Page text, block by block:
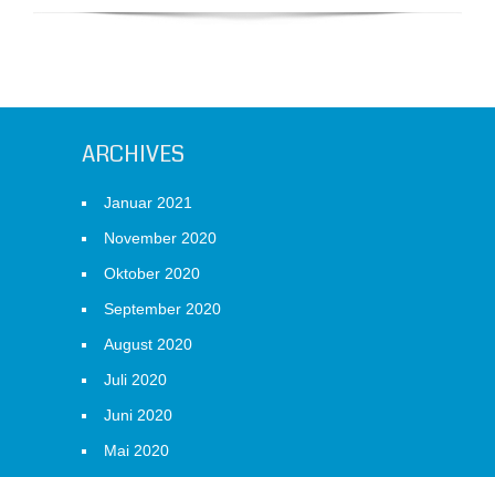
ARCHIVES
Januar 2021
November 2020
Oktober 2020
September 2020
August 2020
Juli 2020
Juni 2020
Mai 2020